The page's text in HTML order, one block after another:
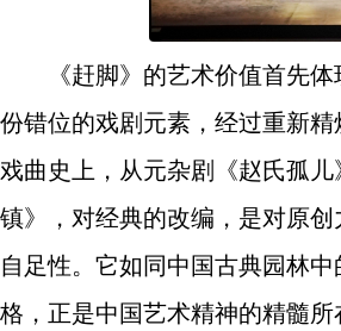
《赶脚》的艺术价值首先
份错位的戏剧元素，经过重新
戏曲史上，从元杂剧《赵氏孤
镇》，对经典的改编，是对原
自足性。它如同中国古典园林
格，正是中国艺术精神的精髓